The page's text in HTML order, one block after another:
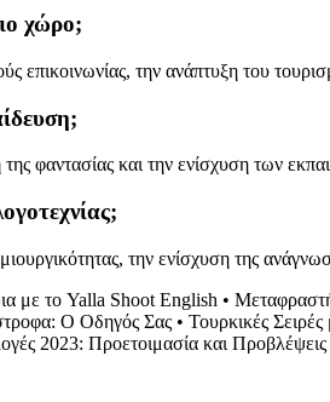
χώρο;
την ανάπτυξη του
φαντασίας και την ενίσχυση των
την ενίσχυση της
με το Yalla Shoot English •
Ο Οδηγός Σας • Τουρκικές
2023: Προετοιμασία και Προβλέψεις